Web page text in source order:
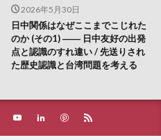
2026年5月30日
日中関係はなぜここまでこじれた
のか (その1) ―― 日中友好の出発
点と認識のすれ違い / 先送りされ
た歴史認識と台湾問題を考える